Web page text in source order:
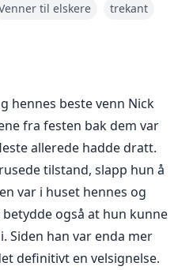
til elskere trekant
hennes beste venn Nick
fra festen bak dem var
allerede hadde dratt.
tilstand, slapp hun å
var i huset hennes og
også at hun kunne
Siden han var enda mer
definitivt en velsignelse.